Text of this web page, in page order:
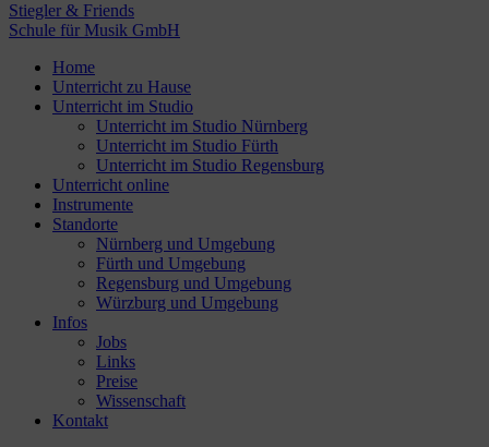
Stiegler & Friends
Schule für Musik GmbH
Home
Unterricht zu Hause
Unterricht im Studio
Unterricht im Studio Nürnberg
Unterricht im Studio Fürth
Unterricht im Studio Regensburg
Unterricht online
Instrumente
Standorte
Nürnberg und Umgebung
Fürth und Umgebung
Regensburg und Umgebung
Würzburg und Umgebung
Infos
Jobs
Links
Preise
Wissenschaft
Kontakt